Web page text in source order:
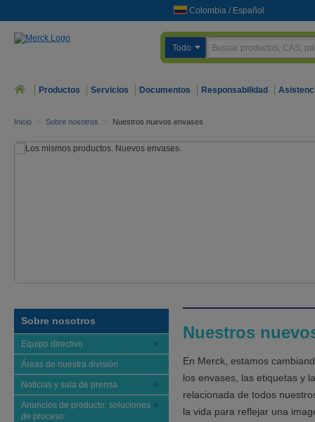
Colombia / Español
Todo
Productos Servicios Documentos Responsabilidad
Inicio > Sobre nosotros > Nuestros nuevos envases
Sobre nosotros
Equipo directivo
Áreas de nuestra división
Noticias y sala de prensa
Anuncios de producto: soluciones
de proceso
Nuestros
En Merck, estamos
los envases, las etiquetas y
relacionada de todos
la vida para reflejar una